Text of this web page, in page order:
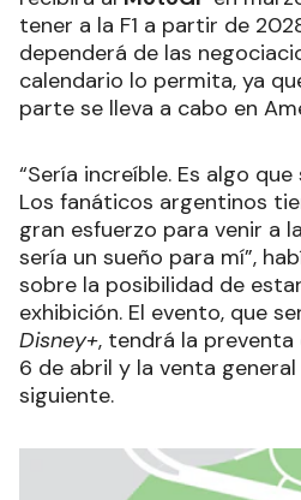
tener a la F1 a partir de
dependerá de las
calendario lo permita, ya
parte se lleva a cabo en
“Sería increíble. Es algo
Los fanáticos argentinos
gran esfuerzo para venir a
sería un sueño para mí”,
sobre la posibilidad de
exhibición. El evento, que
Disney+, tendrá la
6 de abril y la venta
siguiente.